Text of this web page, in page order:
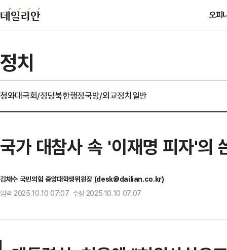
오피
정치
청와대국회/정당북한행정국방/외교정치일반
국가 대참사 속 '이재명 피자'의
김채수 국민의힘 중앙대학생위원장 (desk@dailian.co.kr)
입력 2025.10.10 07:07 수정 2025.10.10 07:07